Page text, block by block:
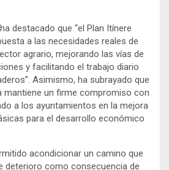
destacado que “el Plan Itínere
a las necesidades reales de
agrario, mejorando las vías de
y facilitando el trabajo diario
Asimismo, ha subrayado que
mantiene un firme compromiso con
a los ayuntamientos en la mejora
para el desarrollo económico
acondicionar un camino que
deterioro como consecuencia de